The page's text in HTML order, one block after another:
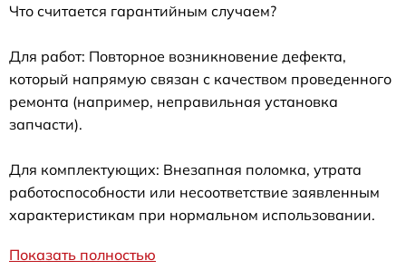
Что считается гарантийным случаем?
Для работ: Повторное возникновение дефекта,
который напрямую связан с качеством проведенного
ремонта (например, неправильная установка
запчасти).
Для комплектующих: Внезапная поломка, утрата
работоспособности или несоответствие заявленным
характеристикам при нормальном использовании.
Показать полностью